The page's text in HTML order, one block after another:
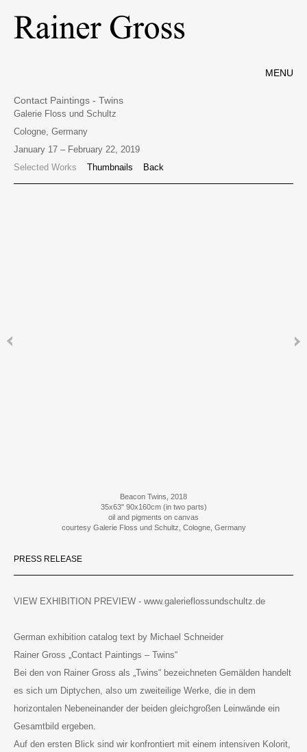
MENU
Contact Paintings - Twins
Galerie Floss und Schultz
Cologne, Germany
January 17 – February 22, 2019
Selected Works
Thumbnails Back
Beacon Twins, 2018
35x63" 90x160cm (in two parts)
oil and pigments on canvas
courtesy Galerie Floss und Schultz, Cologne, Germany
PRESS RELEASE
VIEW EXHIBITION PREVIEW - www.galerieflossundschultz.de
German exhibition catalog text by Michael Schneider
Rainer Gross „Contact Paintings – Twins“
Bei den von Rainer Gross als „Twins“ bezeichneten Gemälden handelt
es sich um Diptychen, also um zweiteilige Werke, die in dem
horizontalen Nebeneinander der beiden gleichgroßen Leinwände ein
Gesamtbild ergeben.
Auf den ersten Blick sind wir konfrontiert mit einem intensiven Kolorit,